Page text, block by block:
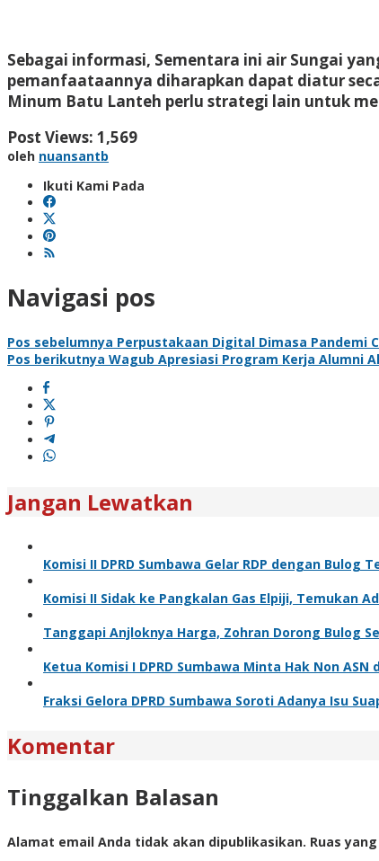
Sebagai informasi, Sementara ini air Sungai
pemanfaataannya diharapkan dapat diatur
Minum Batu Lanteh perlu strategi lain untuk
Post Views: 1,569
oleh nuansantb
Ikuti Kami Pada
Navigasi pos
Pos sebelumnya Perpustakaan Digital Dimasa Pandemi
Pos berikutnya Wagub Apresiasi Program Kerja Alumni
Jangan Lewatkan
Komisi II DPRD Sumbawa Gelar RDP dengan Bulog
Komisi II Sidak ke Pangkalan Gas Elpiji, Temukan
Tanggapi Anjloknya Harga, Zohran Dorong Bulog
Ketua Komisi I DPRD Sumbawa Minta Hak Non ASN
Fraksi Gelora DPRD Sumbawa Soroti Adanya Isu
Komentar
Tinggalkan Balasan
Alamat email Anda tidak akan dipublikasikan. Ruas